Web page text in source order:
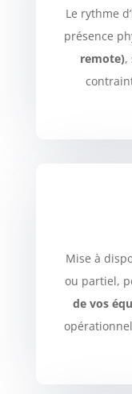
Le rythme
présence
remote),
Mise à
ou partiel,
de vos